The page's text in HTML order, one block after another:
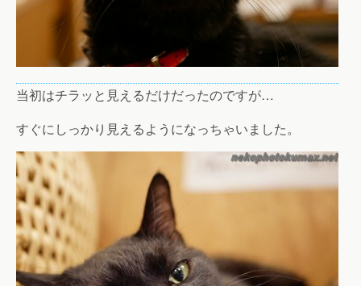
当初はチラッと見えるだけだったのですが…
すぐにしっかり見えるようになっちゃいました。